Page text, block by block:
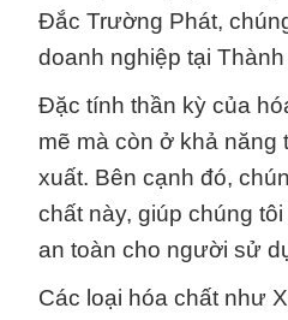
Đắc Trường Phát,
doanh nghiệp tại
Đặc tính thần kỳ của
mẽ mà còn ở khả
xuất. Bên cạnh đó,
chất này, giúp chúng
an toàn cho người sử
Các loại hóa chất như